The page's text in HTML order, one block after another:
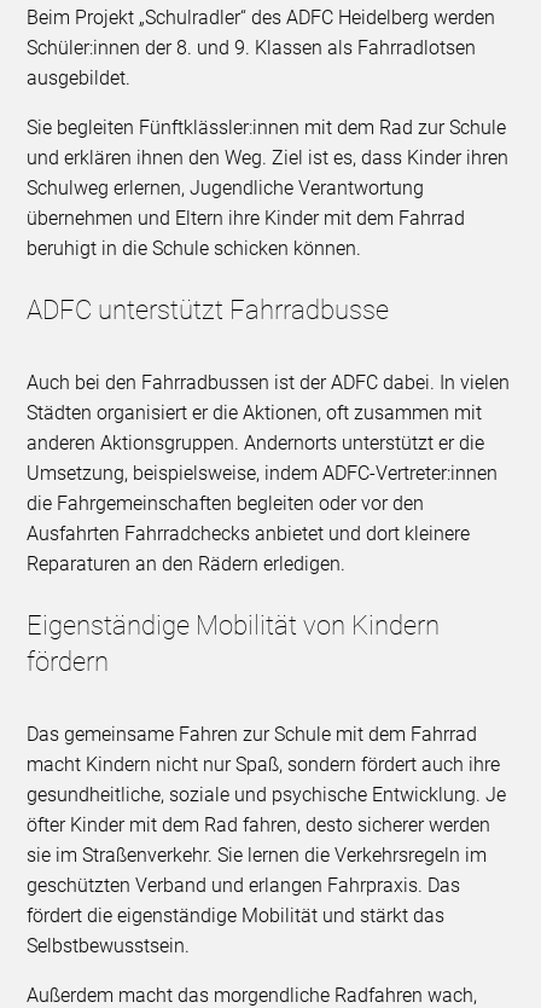
Beim Projekt „Schulradler“ des ADFC Heidelberg werden
Schüler:innen der 8. und 9. Klassen als Fahrradlotsen
ausgebildet.
Sie begleiten Fünftklässler:innen mit dem Rad zur Schule
und erklären ihnen den Weg. Ziel ist es, dass Kinder ihren
Schulweg erlernen, Jugendliche Verantwortung
übernehmen und Eltern ihre Kinder mit dem Fahrrad
beruhigt in die Schule schicken können.
ADFC unterstützt Fahrradbusse
Auch bei den Fahrradbussen ist der ADFC dabei. In vielen
Städten organisiert er die Aktionen, oft zusammen mit
anderen Aktionsgruppen. Andernorts unterstützt er die
Umsetzung, beispielsweise, indem ADFC-Vertreter:innen
die Fahrgemeinschaften begleiten oder vor den
Ausfahrten Fahrradchecks anbietet und dort kleinere
Reparaturen an den Rädern erledigen.
Eigenständige Mobilität von Kindern
fördern
Das gemeinsame Fahren zur Schule mit dem Fahrrad
macht Kindern nicht nur Spaß, sondern fördert auch ihre
gesundheitliche, soziale und psychische Entwicklung. Je
öfter Kinder mit dem Rad fahren, desto sicherer werden
sie im Straßenverkehr. Sie lernen die Verkehrsregeln im
geschützten Verband und erlangen Fahrpraxis. Das
fördert die eigenständige Mobilität und stärkt das
Selbstbewusstsein.
Außerdem macht das morgendliche Radfahren wach,